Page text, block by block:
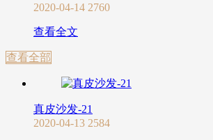
2020-04-14 2760
查看全文
查看全部
真皮沙发-21
2020-04-13 2584